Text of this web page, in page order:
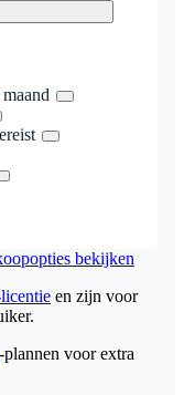
bekijken
en zijn voor
-plannen voor extra